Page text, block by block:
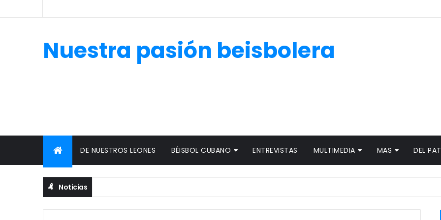
Nuestra pasión beisbolera
DE NUESTROS LEONES BÉISBOL CUBANO ENTREVISTAS MULTIMEDIA MAS DEL
Noticias